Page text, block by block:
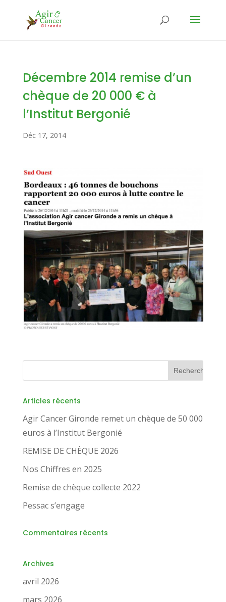
Décembre 2014 remise d’un
chèque de 20 000 € à
l’Institut Bergonié
Déc 17, 2014
Articles récents
Agir Cancer Gironde remet un chèque de 50 000
euros à l’Institut Bergonié
REMISE DE CHÈQUE 2026
Nos Chiffres en 2025
Remise de chèque collecte 2022
Pessac s’engage
Commentaires récents
Archives
avril 2026
mars 2026